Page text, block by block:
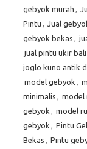
gebyok murah ,
Pintu , Jual
gebyok bekas ,
jual pintu ukir
joglo kuno antik
model gebyok ,
minimalis , model
gebyok , model
gebyok , Pintu
Bekas , Pintu